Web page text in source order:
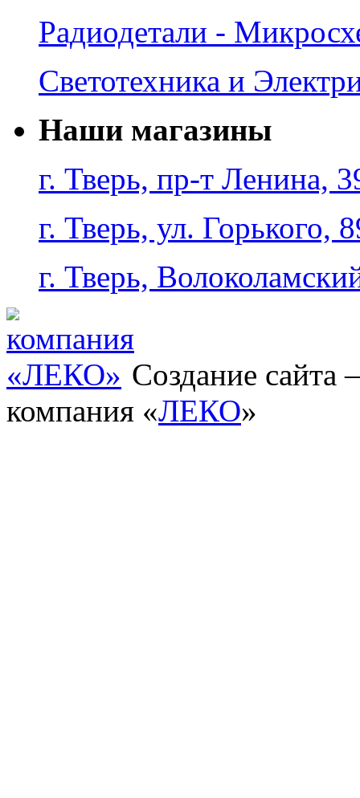
Радиодетали -
Светотехника и
Наши магазины
г. Тверь, пр-т Ленина,
г. Тверь, ул. Горького,
г. Тверь,
Создание сайта
компания «ЛЕКО»